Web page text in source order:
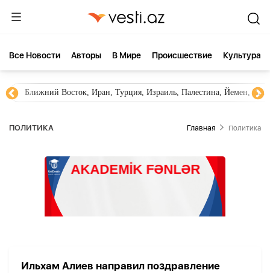
Все Новости Aвторы В Мире Происшествие Культура
Ближний Восток, Иран, Турция, Израиль, Палестина, Йемен,
ПОЛИТИКА Главная Политика
Ильхам Алиев направил поздравление